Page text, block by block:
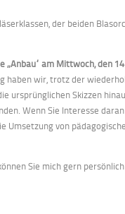
der beiden
am Mittwoch, den
haben wir, trotz der
ursprünglichen Skizzen
Wenn Sie Interesse
Umsetzung von
Sie mich gern